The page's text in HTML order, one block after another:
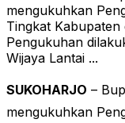
mengukuhkan
Tingkat Kabupaten
Pengukuhan
Wijaya Lantai ...
SUKOHARJO –
mengukuhkan